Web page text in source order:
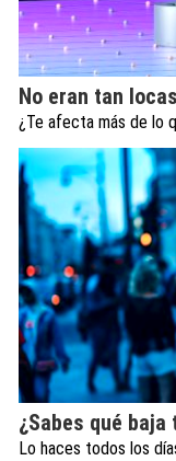
No eran tan locas
¿Te afecta más de lo
¿Sabes qué baja
Lo haces todos los